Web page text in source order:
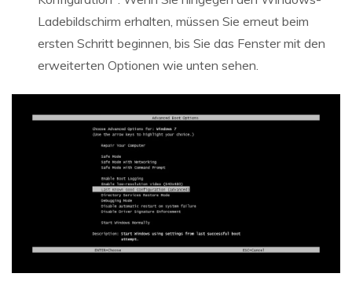
Ladebildschirm erhalten, müssen Sie erneut beim
ersten Schritt beginnen, bis Sie das Fenster mit den
erweiterten Optionen wie unten sehen.